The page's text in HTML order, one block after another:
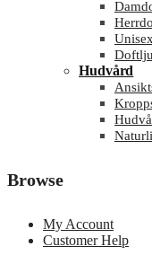
Hudvård
Browse
My Account
Customer Help